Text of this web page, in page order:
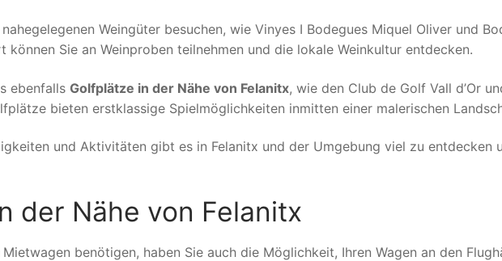
Weingüter besuchen, wie Vinyes I Bodegues Miquel Oliver und
können Sie an Weinproben teilnehmen und die lokale Weinkultur entdecken.
ebenfalls Golfplätze in der Nähe von Felanitx, wie den Club de Golf Vall d’Or
bieten erstklassige Spielmöglichkeiten inmitten einer malerischen
und Aktivitäten gibt es in Felanitx und der Umgebung viel zu entdecken
der Nähe von Felanitx
Mietwagen benötigen, haben Sie auch die Möglichkeit, Ihren Wagen an den